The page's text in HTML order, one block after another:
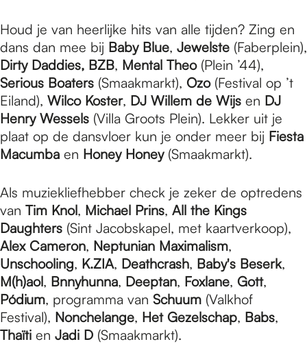
Houd je van heerlijke hits van alle tijden? Zing en
dans dan mee bij Baby Blue, Jewelste (Faberplein),
Dirty Daddies, BZB, Mental Theo(Plein ’44),
Serious Boaters (Smaakmarkt), Ozo(Festival op ’t
Eiland), Wilco Koster, DJ Willem de Wijs en DJ
Henry Wessels (Villa Groots Plein). Lekker uit je
plaat op de dansvloer kun je onder meer bij Fiesta
Macumba en Honey Honey(Smaakmarkt).
Als muziekliefhebber check je zeker de optredens
van Tim Knol, Michael Prins, All the Kings
Daughters (Sint Jacobskapel, met kaartverkoop),
Alex Cameron, Neptunian Maximalism,
Unschooling, K.ZIA, Deathcrash, Baby's Beserk,
M(h)aol, Bnnyhunna, Deeptan, Foxlane, Gott,
Pódium, programma van Schuum (Valkhof
Festival), Nonchelange, Het Gezelschap, Babs,
Thaïti en Jadi D (Smaakmarkt).